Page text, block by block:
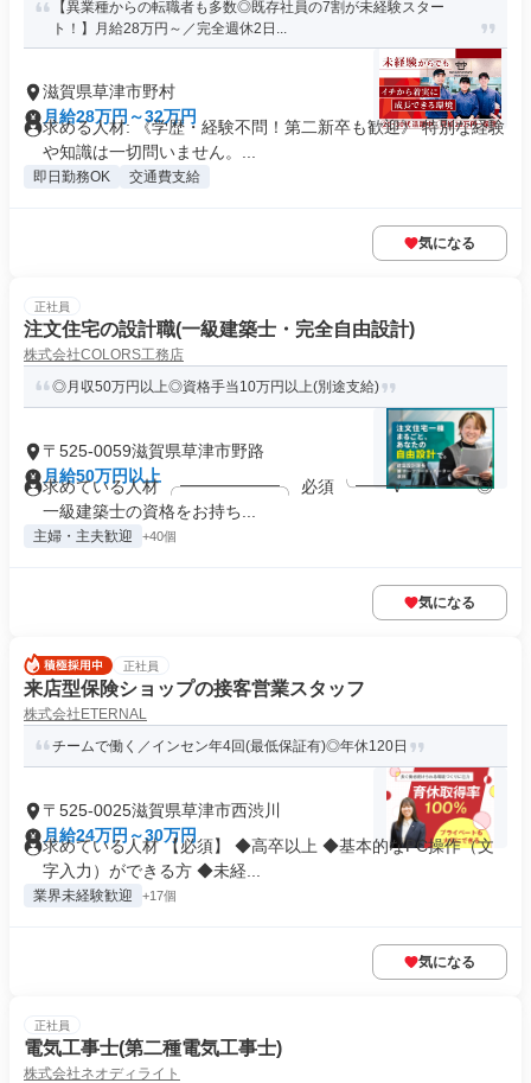
【異業種からの転職者も多数◎既存社員の7割が未経験スター
ト！】月給28万円～／完全週休2日...
滋賀県草津市野村
月給28万円～32万円
求める人材: 《学歴・経験不問！第二新卒も歓迎》 特別な経験
や知識は一切問いません。...
即日勤務OK 交通費支給
気になる
正社員
注文住宅の設計職(一級建築士・完全自由設計)
株式会社COLORS工務店
◎月収50万円以上◎資格手当10万円以上(別途支給)
〒525-0059滋賀県草津市野路
月給50万円以上
求めている人材 ╭━━━━━━╮ 必須 ╰━━ｖ━━━╯ ◎
一級建築士の資格をお持ち...
主婦・主夫歓迎 +40個
気になる
正社員
来店型保険ショップの接客営業スタッフ
株式会社ETERNAL
チームで働く／インセン年4回(最低保証有)◎年休120日
〒525-0025滋賀県草津市西渋川
月給24万円～30万円
求めている人材 【必須】 ◆高卒以上 ◆基本的なPC操作（文
字入力）ができる方 ◆未経...
業界未経験歓迎 +17個
気になる
正社員
電気工事士(第二種電気工事士)
株式会社ネオディライト